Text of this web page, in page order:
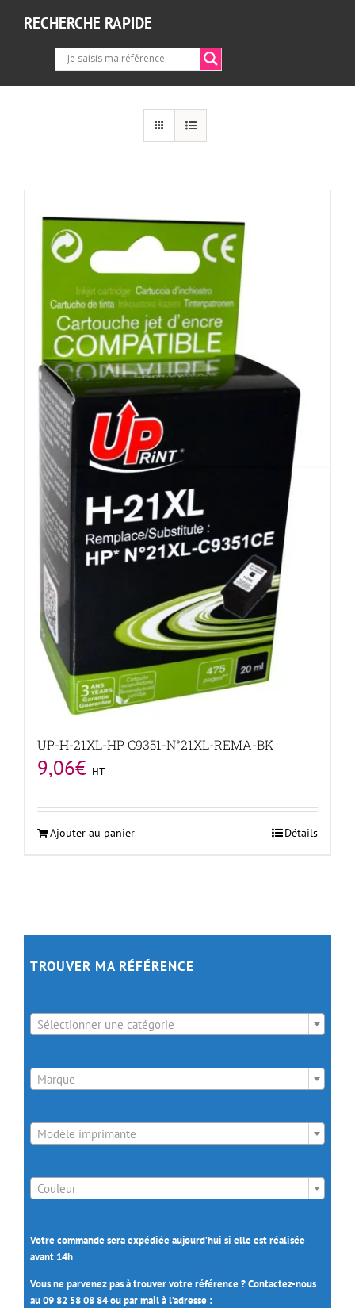
RECHERCHE RAPIDE
UP-H-21XL-HP C9351-N°21XL-REMA-BK
9,06€ HT
Ajouter au panier Détails
TROUVER MA RÉFÉRENCE
Sélectionner une catégorie
Marque
Modèle imprimante
Couleur
Votre commande sera expédiée aujourd’hui si elle est réalisée
avant 14h
Vous ne parvenez pas à trouver votre référence ? Contactez-nous
au 09 82 58 08 84 ou par mail à l’adresse :